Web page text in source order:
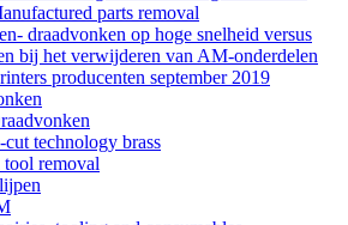
parts removal
draadvonken op hoge snelheid versus
bij het verwijderen van AM-onderdelen
producenten september 2019
technology brass
removal